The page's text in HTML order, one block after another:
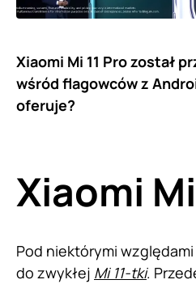
Xiaomi Mi 11 Pro został
wśród flagowców z
oferuje?
Xiaomi
Pod niektórymi
do zwykłej Mi 11-tki.